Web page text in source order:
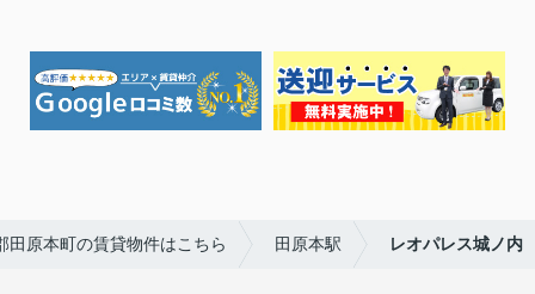
田原本町の賃貸物件はこちら 田原本駅 レオパレス城ノ内